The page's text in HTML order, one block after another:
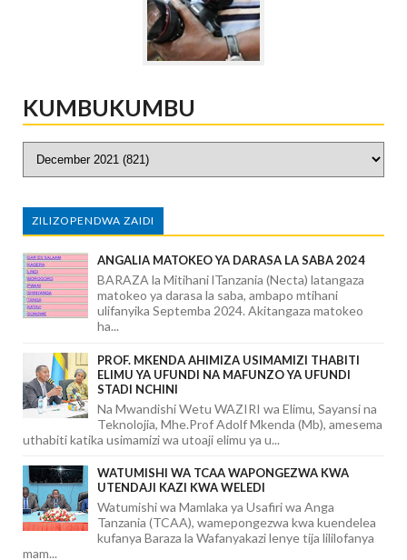
KUMBUKUMBU
ZILIZOPENDWA ZAIDI
ANGALIA MATOKEO YA DARASA LA SABA 2024
BARAZA la Mitihani lTanzania (Necta) latangaza
matokeo ya darasa la saba, ambapo mtihani
ulifanyika Septemba 2024. Akitangaza matokeo
ha...
PROF. MKENDA AHIMIZA USIMAMIZI THABITI
ELIMU YA UFUNDI NA MAFUNZO YA UFUNDI
STADI NCHINI
Na Mwandishi Wetu WAZIRI wa Elimu, Sayansi na
Teknolojia, Mhe.Prof Adolf Mkenda (Mb), amesema
uthabiti katika usimamizi wa utoaji elimu ya u...
WATUMISHI WA TCAA WAPONGEZWA KWA
UTENDAJI KAZI KWA WELEDI
Watumishi wa Mamlaka ya Usafiri wa Anga
Tanzania (TCAA), wamepongezwa kwa kuendelea
kufanya Baraza la Wafanyakazi lenye tija lililofanya
mam...